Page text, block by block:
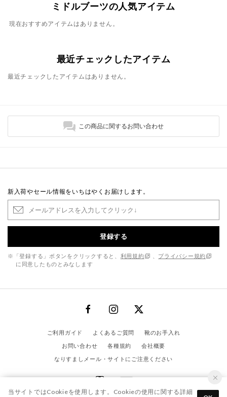
ミドルブーツの人気アイテム
現在おすすめアイテムはありません。
最近チェックしたアイテム
最近チェックしたアイテムはありません。
この商品に関するお問い合わせ
新入荷やセール情報をいちはやくお届けします。
登録する
※「登録する」ボタンをクリックすると、 利用規約
プライバシー規約
に同意したものとみなします
ご利用ガイド よくあるご質問
靴のお手入れ
お問い合わせ
各種規約
会社概要
なりすましメール・サイトにご注意ください
当サイトではCookieを使用します。Cookieの使用に関する詳細